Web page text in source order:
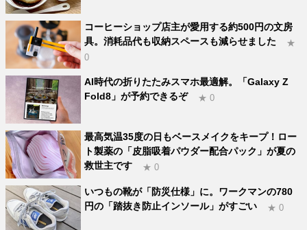
コーヒーショップ店主が愛用する約500円の文房
具。消耗品代も収納スペースも減らせました
★
0
AI時代の折りたたみスマホ最適解。「Galaxy Z
Fold8」が予約できるぞ
★ 0
最高気温35度の日もベースメイクをキープ！ロー
ト製薬の「皮脂吸着パウダー配合パック」が夏の
救世主です
★ 0
いつもの靴が「防災仕様」に。ワークマンの780
円の「踏抜き防止インソール」がすごい
★ 0